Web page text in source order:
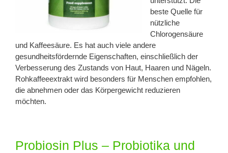
beste Quelle für
nützliche
Chlorogensäure
und Kaffeesäure. Es hat auch viele andere
gesundheitsfördernde Eigenschaften, einschließlich der
Verbesserung des Zustands von Haut, Haaren und Nägeln.
Rohkaffeeextrakt wird besonders für Menschen empfohlen,
die abnehmen oder das Körpergewicht reduzieren
möchten.
Probiosin Plus – Probiotika und